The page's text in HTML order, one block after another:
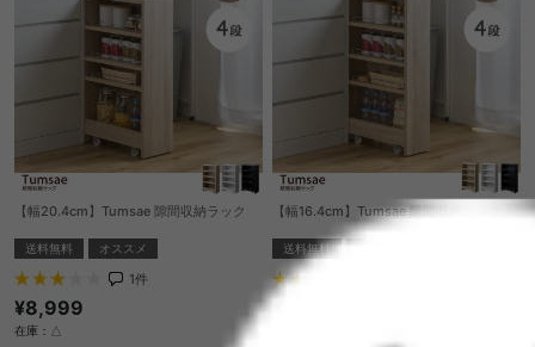
【幅20.4cm】Tumsae 隙間収納ラック
送料無料 オススメ
1件
¥8,999
在庫：△
【幅16.4cm】Tumsae 隙間収納ラック
送料無料
¥7,999